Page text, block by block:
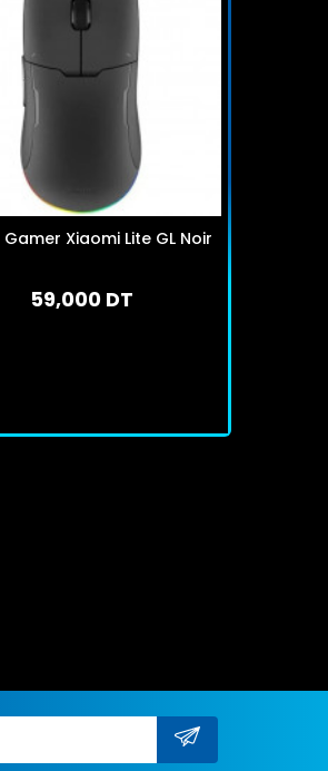
Gamer Xiaomi Lite GL Noir
59,000 DT